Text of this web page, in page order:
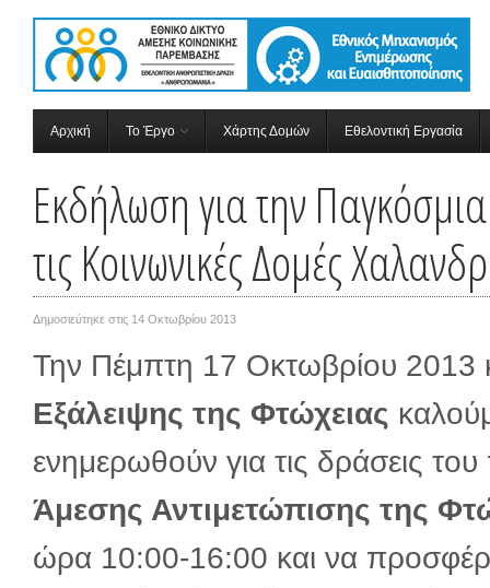
Αρχική Το Έργο Χάρτης Δομών Εθελοντική Εργασία
Εκδήλωση για την
τις Κοινωνικές Δομές
Δημοσιεύτηκε στις 14 Οκτωβρίου 2013
Την Πέμπτη 17 Οκτωβρίου 2013
Εξάλειψης της Φτώχειας
ενημερωθούν για τις δράσεις
Άμεσης Αντιμετώπισης της
ώρα 10:00-16:00 και να